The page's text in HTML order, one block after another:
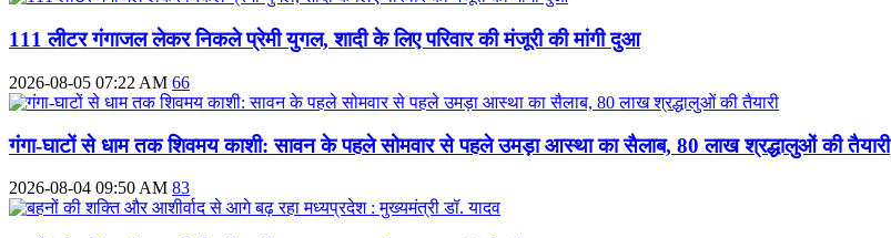
111 लीटर गंगाजल लेकर निकले प्रेमी युगल, शादी के लिए परिवार की मंजूरी की मांगी दुआ
2026-08-05 07:22 AM 66
गंगा-घाटों से धाम तक शिवमय काशी: सावन के पहले सोमवार से पहले उमड़ा आस्था का सैलाब, 80 लाख श्रद्धालुओं की तैयारी
2026-08-04 09:50 AM 83